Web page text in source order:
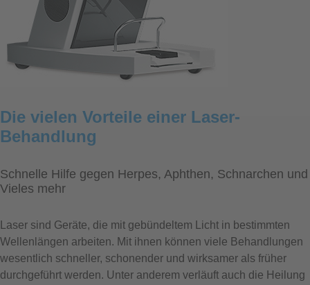
Die vielen Vorteile einer Laser-
Behandlung
Schnelle Hilfe gegen Herpes, Aphthen, Schnarchen und
Vieles mehr
Laser sind Geräte, die mit gebündeltem Licht in bestimmten
Wellenlängen arbeiten. Mit ihnen können viele Behandlungen
wesentlich schneller, schonender und wirksamer als früher
durchgeführt werden. Unter anderem verläuft auch die Heilung